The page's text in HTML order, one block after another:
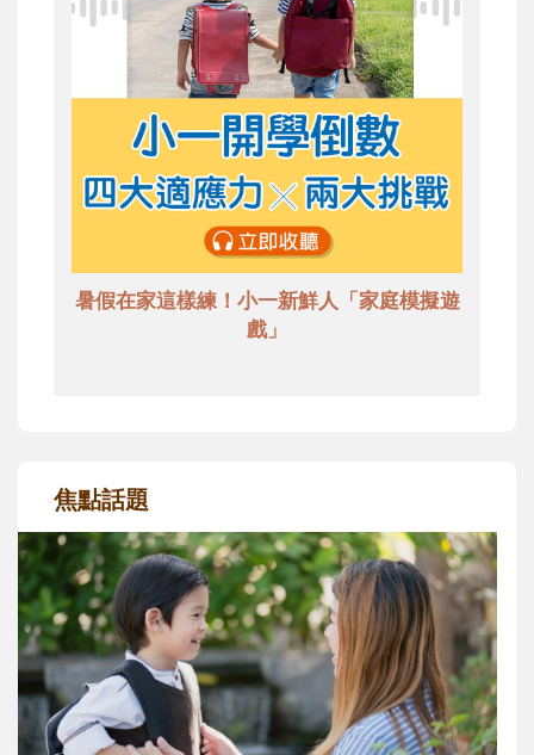
暑假在家這樣練！小一新鮮人「家庭模擬遊
戲」
焦點話題
和孩子一起長大的那個男人│讀懂父親的
不同模樣
沒有人天生就擅長當爸爸！男人總是在一次
次「前所未有」的體驗中，跟著孩子一起長
大。從給予安全感的肢體遊戲，到獨立自